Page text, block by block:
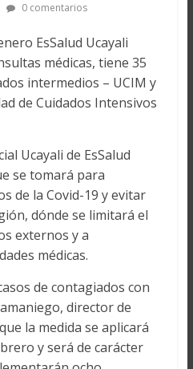
0 comentarios
EsSalud Ucayali
médicas, tiene 35
intermedios – UCIM y
de Cuidados Intensivos
Ucayali de EsSalud
se tomará para
de la Covid-19 y evitar
dónde se limitará el
externos y a
médicas.
de contagiados con
director de
la medida se aplicará
y será de carácter